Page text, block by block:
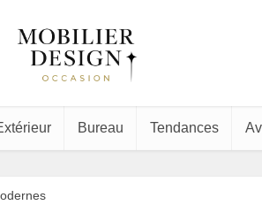
Bureau Tendances